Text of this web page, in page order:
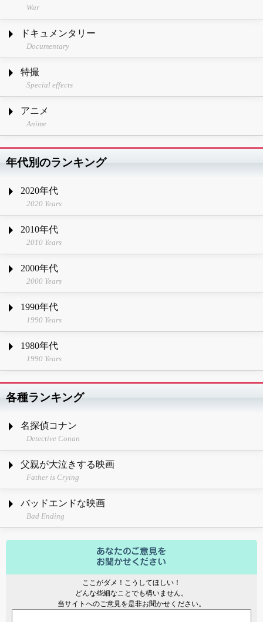
War
ドキュメンタリー
Documentary
特撮
Special effects
アニメ
Anime
年代別のランキング
2020年代
2020 Years
2010年代
2010 Years
2000年代
2000 Years
1990年代
1990 Years
1980年代
1990 Years
各種ランキング
名探偵コナン
Detective Conan
父親が大泣きする映画
Father is Crying
バッドエンドな映画
Bad Ending
ここがダメ！こうしてほしい！
どんな些細なことでも構いません。
当サイトへのご意見を是非お聞かせください。